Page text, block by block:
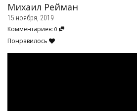
Михаил Рейман
15 ноября, 2019
Комментариев: 0
Понравилось